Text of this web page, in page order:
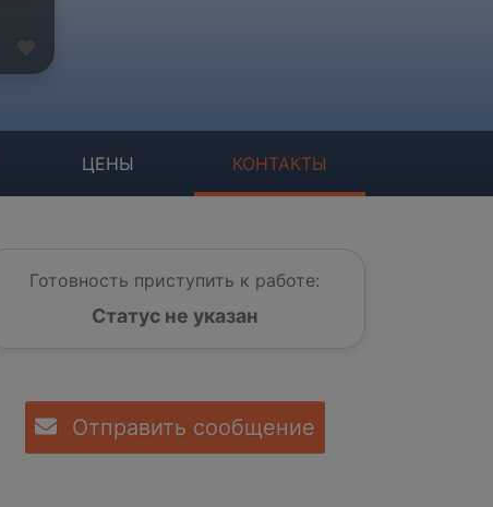
ЦЕНЫ КОНТАКТЫ
Готовность приступить к работе:
Статус не указан
Отправить сообщение